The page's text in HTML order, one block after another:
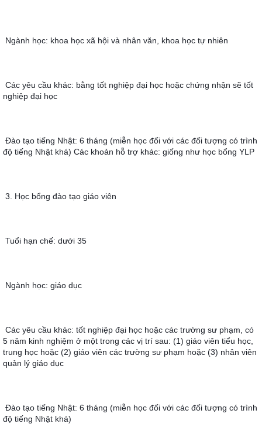
Ngành học: khoa học xã hội và nhân văn, khoa học tự nhiên
Các yêu cầu khác: bằng tốt nghiệp đại học hoặc chứng nhận sẽ tốt
nghiệp đại học
Đào tạo tiếng Nhật: 6 tháng (miễn học đối với các đối tượng có trình
độ tiếng Nhật khá) Các khoản hỗ trợ khác: giống như học bổng YLP
3. Học bổng đào tạo giáo viên
Tuổi hạn chế: dưới 35
Ngành học: giáo dục
Các yêu cầu khác: tốt nghiệp đại học hoặc các trường sư phạm, có
5 năm kinh nghiệm ở một trong các vị trí sau: (1) giáo viên tiểu học,
trung học hoặc (2) giáo viên các trường sư phạm hoặc (3) nhân viên
quản lý giáo dục
Đào tạo tiếng Nhật: 6 tháng (miễn học đối với các đối tượng có trình
độ tiếng Nhật khá)